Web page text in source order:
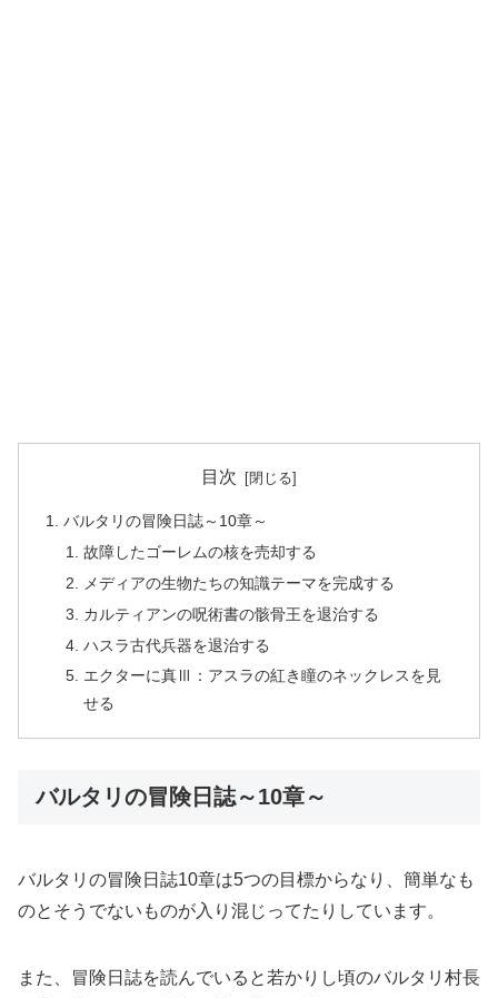
目次
バルタリの冒険日誌～10章～
故障したゴーレムの核を売却する
メディアの生物たちの知識テーマを完成する
カルティアンの呪術書の骸骨王を退治する
ハスラ古代兵器を退治する
エクターに真Ⅲ：アスラの紅き瞳のネックレスを見
せる
バルタリの冒険日誌～10章～
バルタリの冒険日誌10章は5つの目標からなり、簡単なも
のとそうでないものが入り混じってたりしています。
また、冒険日誌を読んでいると若かりし頃のバルタリ村長